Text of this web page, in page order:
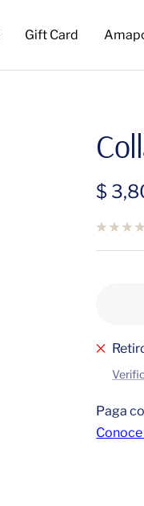
Gift Card
de
venta
$